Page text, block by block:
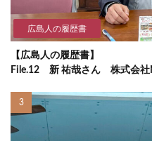
広島人の履歴書
【広島人の履歴書】
File.12 新 祐哉さん 株式会社